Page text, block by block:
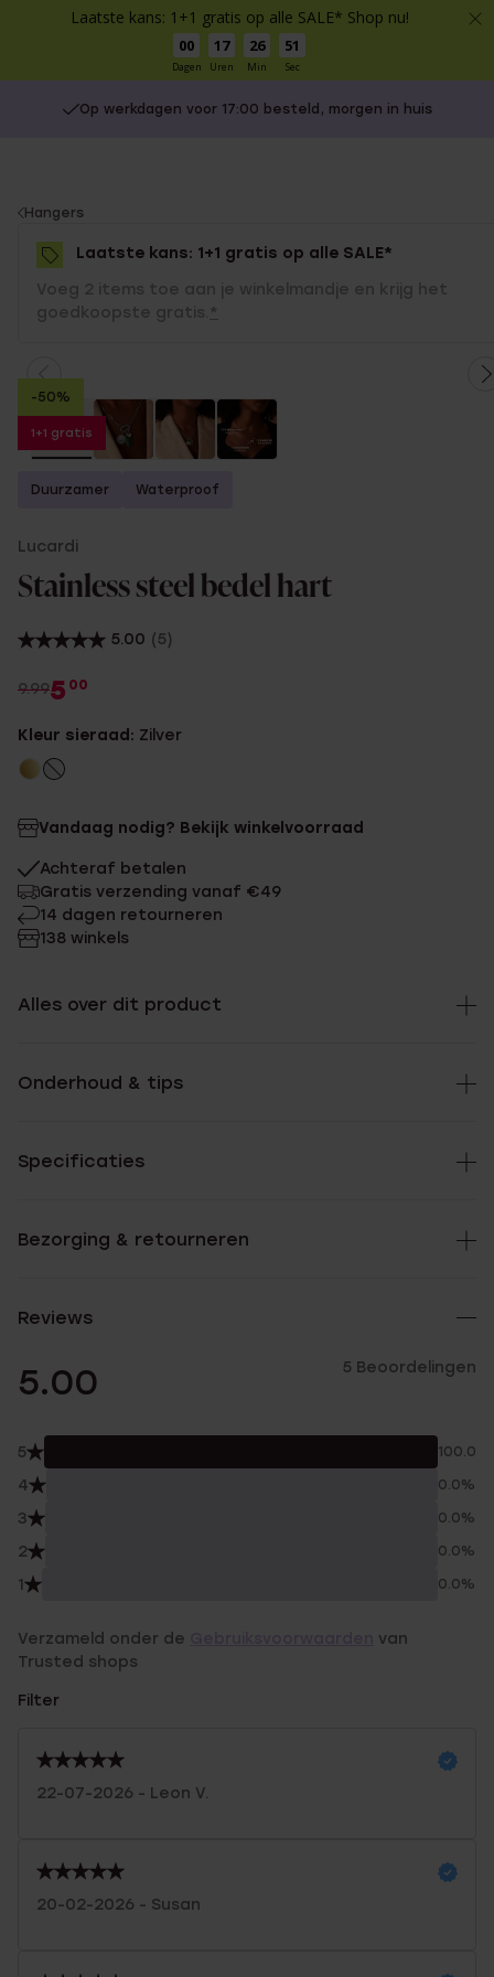
Laatste kans: 1+1 gratis op alle SALE* Shop nu!
00
Dagen
17
Uren
26
Min
50
Sec
Op werkdagen voor 17:00 besteld, morgen in huis
You
are
here:
Hangers
Laatste kans: 1+1 gratis op alle SALE*
Voeg 2 items toe aan je winkelmandje en krijg het
goedkoopste gratis. *
-50%
1+1 gratis
Duurzamer Waterproof
Lucardi
Stainless steel bedel hart
5.00 (5)
9.995 00
Kleur sieraad: Zilver
Vandaag nodig? Bekijk winkelvoorraad
Achteraf betalen
Gratis verzending vanaf €49
14 dagen retourneren
138 winkels
Alles over dit product
Onderhoud & tips
Specificaties
Bezorging & retourneren
Reviews
5.00 5 Beoordelingen
5 100.0%
4 0.0%
3 0.0%
2 0.0%
1 0.0%
Verzameld onder de
van
Trusted shops
Filter
22-07-2026 - Leon V.
20-02-2026 - Susan